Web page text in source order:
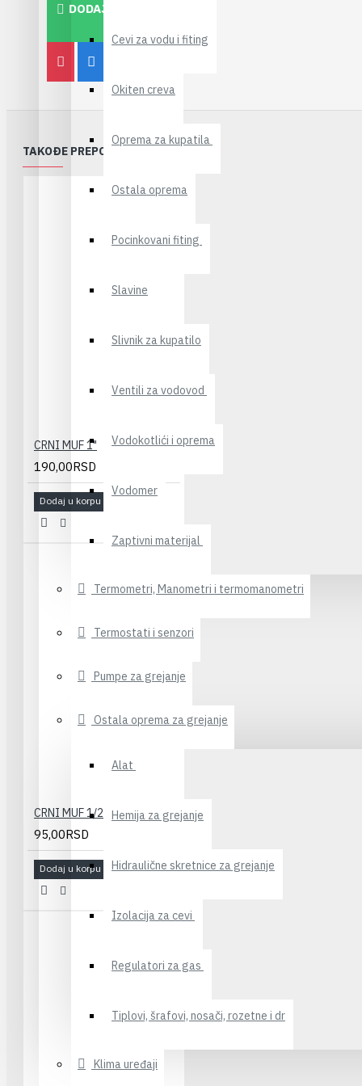
Cevi za vodu i fiting
Okiten creva
Oprema za kupatila
Ostala oprema
Pocinkovani fiting
Slavine
Slivnik za kupatilo
Ventili za vodovod
Vodokotlići i oprema
Vodomer
Zaptivni materijal
Termometri, Manometri i termomanometri
Termostati i senzori
Pumpe za grejanje
Ostala oprema za grejanje
Alat
Hemija za grejanje
Hidraulične skretnice za grejanje
Izolacija za cevi
Regulatori za gas
Tiplovi, šrafovi, nosači, rozetne i dr
Klima uređaji
DODAJ U KORPU
TAKOĐE PREPORUČUJEMO
CRNI MUF 1"
190,00RSD
Dodaj u korpu
CRNI MUF 1/2
95,00RSD
Dodaj u korpu